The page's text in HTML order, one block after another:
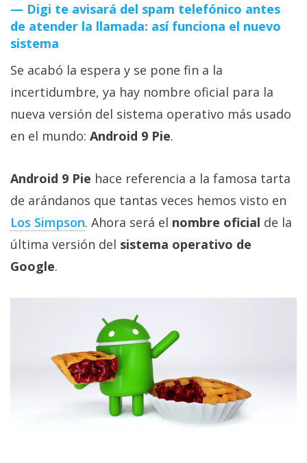
Ciberseguridad
Sistemas
operativos
Profesional
Más
temas
Sorteos
Foros
nosotros
Digi te avisará del spam telefónico antes
de atender la llamada: así funciona el nuevo
sistema
Se acabó la espera y se pone fin a la
incertidumbre, ya hay nombre oficial para la
nueva versión del sistema operativo más usado
en el mundo: Android 9 Pie.
Android 9 Pie hace referencia a la famosa tarta
de arándanos que tantas veces hemos visto en
Los Simpson. Ahora será el nombre oficial de la
última versión del sistema operativo de
Google.